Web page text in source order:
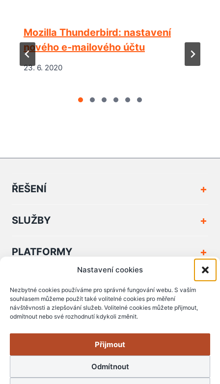
Nastavení cookies
Nezbytné cookies používáme pro správné fungování webu. S vaším
souhlasem můžeme použít také volitelné cookies pro měření
návštěvnosti a zlepšování služeb. Volitelné cookies můžete přijmout,
odmítnout nebo své rozhodnutí kdykoli změnit.
Přijmout
Odmítnout
Mozilla Thunderbird: nastavení
nového e‑mailového účtu
23. 6. 2020
ŘEŠENÍ
SLUŽBY
PLATFORMY
PODPORA A DOKUMENTY
© Copyright 2006 - 2026 Zserver s.r.o.